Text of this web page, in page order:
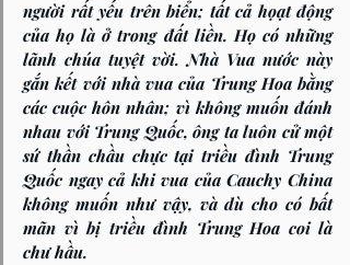
người rất yếu trên biển; tất cả họạt động
của họ là ở trong đất liền. Họ có những
lãnh chúa tuyệt vời. Nhà Vua nước này
gắn kết với nhà vua của Trung Hoa bằng
các cuộc hôn nhân; vì không muốn đánh
nhau với Trung Quốc, ông ta luôn cử một
sứ thần chầu chực tại triều đình Trung
Quốc ngay cả khi vua của Cauchy China
không muốn như vậy, và dù cho có bất
mãn vì bị triều đình Trung Hoa coi là
chư hầu.